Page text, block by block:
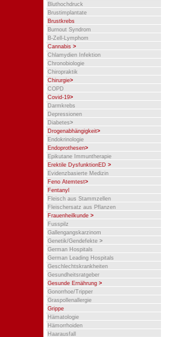
Bluthochdruck
Brustimplantate
Brustkrebs
Burnout Syndrom
B-Zell-Lymphom
Cannabis >
Chlamydien Infektion
Chronobiologie
Chiropraktik
Chirurgie>
COPD
Covid-19>
Darmkrebs
Depressionen
Diabetes>
Drogenabhängigkeit>
Endokrinologie
Endoprothesen>
Epikutane Immuntherapie
Erektile DysfunktionED >
Evidenzbasierte Medizin
Feno Atemtest>
Fentanyl
Fleisch aus Stammzellen
Fleischersatz aus Pflanzen
Frauenheilkunde >
Fusspilz
Gallengangskarzinom
Genetik/Gendefekte >
German Hospitals
German Leading Hospitals
Geschlechtskrankheiten
Gesundheitsratgeber
Gesunde Ernährung >
Gonorrhoe/Tripper
Graspollenallergie
Grippe
Hämatologie
Hämorrhoiden
Haarausfall